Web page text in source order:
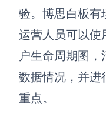
验。博思白板有
运营人员可以使
户生命周期图
数据情况，并进
重点。